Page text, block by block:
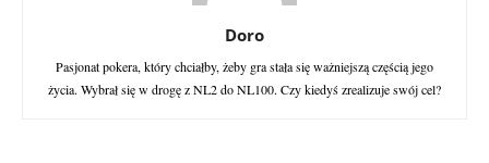
Doro
Pasjonat pokera, który chciałby, żeby gra stała się ważniejszą częścią jego
życia. Wybrał się w drogę z NL2 do NL100. Czy kiedyś zrealizuje swój cel?